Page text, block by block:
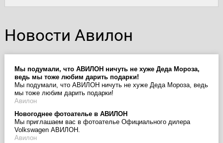
Новости Авилон
Мы подумали, что АВИЛОН ничуть не хуже Деда Мороза,
ведь мы тоже любим дарить подарки!
Мы подумали, что АВИЛОН ничуть не хуже Деда Мороза, ведь
мы тоже любим дарить подарки!
Авилон
Новогоднее фотоателье в АВИЛОН
Мы приглашаем вас в фотоателье Официального дилера
Volkswagen АВИЛОН.
Авилон